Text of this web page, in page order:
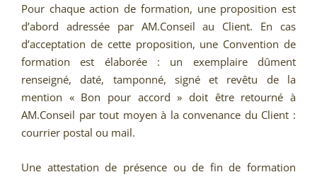
Pour chaque action de formation, une proposition est
d’abord adressée par AM.Conseil au Client. En cas
d’acceptation de cette proposition, une Convention de
formation est élaborée : un exemplaire dûment
renseigné, daté, tamponné, signé et revêtu de la
mention « Bon pour accord » doit être retourné à
AM.Conseil par tout moyen à la convenance du Client :
courrier postal ou mail.
Une attestation de présence ou de fin de formation